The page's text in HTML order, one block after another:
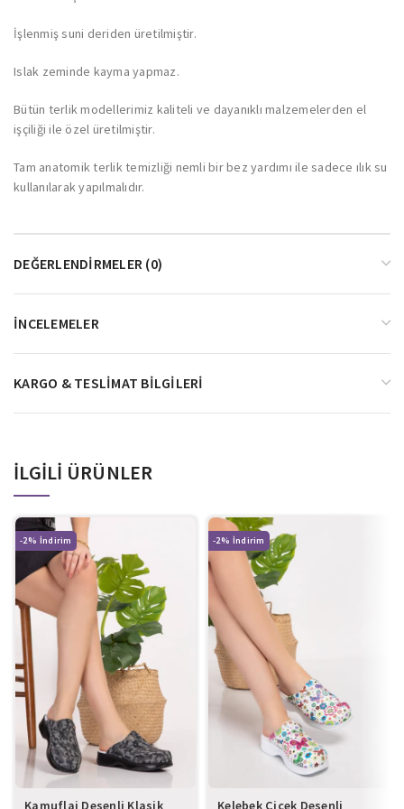
İşlenmiş suni deriden üretilmiştir.
Islak zeminde kayma yapmaz.
Bütün terlik modellerimiz kaliteli ve dayanıklı malzemelerden el
işçiliği ile özel üretilmiştir.
Tam anatomik terlik temizliği nemli bir bez yardımı ile sadece ılık su
kullanılarak yapılmalıdır.
DEĞERLENDIRMELER (0)
İNCELEMELER
KARGO & TESLIMAT BILGILERI
İLGILI ÜRÜNLER
-2%
Kamuflaj Desenli Klasik
-2%
Kelebek Çiçek Desenli